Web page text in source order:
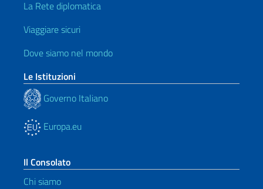
La Rete diplomatica
Viaggiare sicuri
Dove siamo nel mondo
Le Istituzioni
Governo Italiano
Europa.eu
Il Consolato
Chi siamo